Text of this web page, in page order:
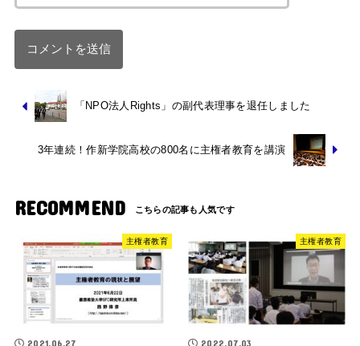
「NPO法人Rights」の副代表理事を退任しました
3年連続！作新学院高校の800名に主権者教育を講演
RECOMMEND
主権者教育
2021.06.27
主権者教育
2022.07.03